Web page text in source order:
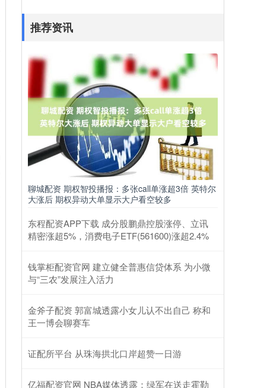
推荐资讯
聊城配资 期权智投播报：多张call单涨超3倍 英特尔
大涨后 期权异动大单显示大户看空较多
东程配资APP下载 成分股鹏鼎控股涨停、立讯
精密涨超5%，消费电子ETF(561600)涨超2.4%
钱掌柜配资官网 建立健全普惠信贷体系 为小微
与“三农”发展注入活力
金斧子配资 郭富城透露小女儿认不出自己 称和
王一博会聊赛车
证配所平台 从珠海拱北口岸超赞一日游
亿福配资官网 NBA媒体透露：绿军在送走霍勒